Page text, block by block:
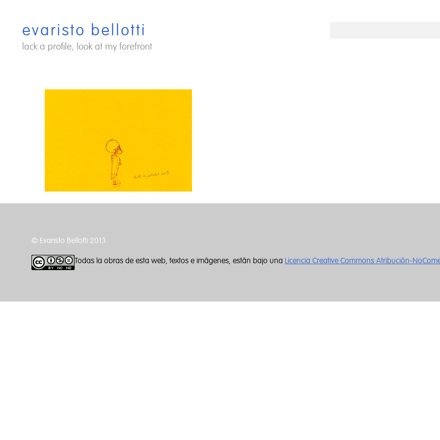
contenidoevaristo bellotti
lack a profile, look at my forefront
© Evaristo Bellotti 2013
Todas la obras de esta web, textos e imágenes, están bajo una Licencia Creative Commons Atribución-